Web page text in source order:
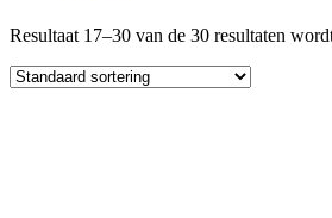
Resultaat 17–30 van de 30 resultaten